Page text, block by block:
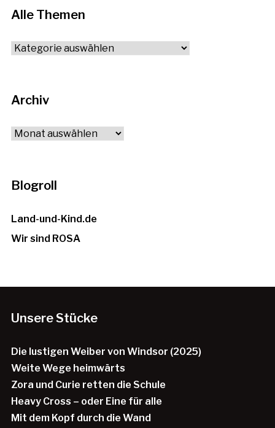
Alle Themen
Alle
Archiv
Archiv
Blogroll
Land-und-Kind.de
Wir sind ROSA
Unsere Stücke
Die lustigen Weiber von Windsor (2025)
Weite Wege heimwärts
Zora und Curie retten die Schule
Heavy Cross – oder Eine für alle
Mit dem Kopf durch die Wand